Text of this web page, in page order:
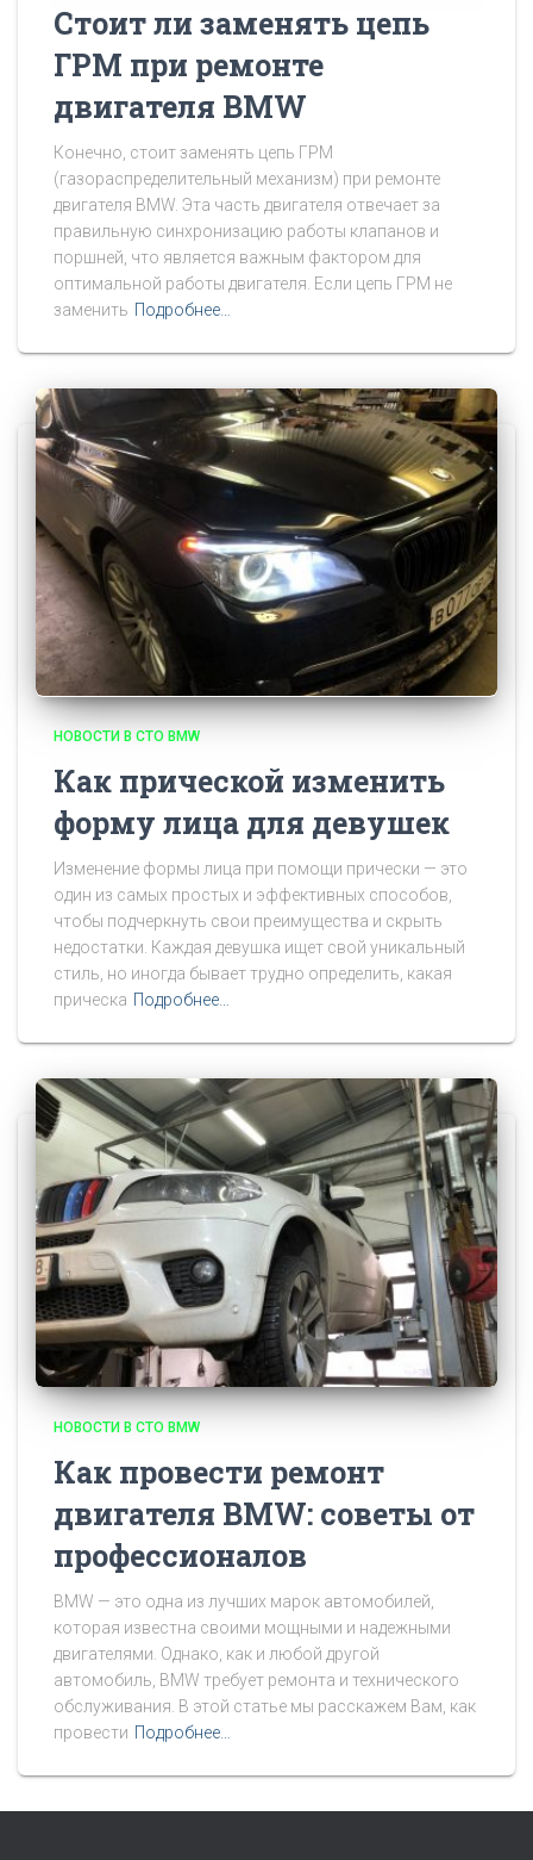
Стоит ли заменять цепь
ГРМ при ремонте
двигателя BMW
Конечно, стоит заменять цепь ГРМ
(газораспределительный механизм) при ремонте
двигателя BMW. Эта часть двигателя отвечает за
правильную синхронизацию работы клапанов и
поршней, что является важным фактором для
оптимальной работы двигателя. Если цепь ГРМ не
заменить Подробнее…
НОВОСТИ В СТО BMW
Как прической изменить
форму лица для девушек
Изменение формы лица при помощи прически — это
один из самых простых и эффективных способов,
чтобы подчеркнуть свои преимущества и скрыть
недостатки. Каждая девушка ищет свой уникальный
стиль, но иногда бывает трудно определить, какая
прическа Подробнее…
НОВОСТИ В СТО BMW
Как провести ремонт
двигателя BMW: советы от
профессионалов
BMW — это одна из лучших марок автомобилей,
которая известна своими мощными и надежными
двигателями. Однако, как и любой другой
автомобиль, BMW требует ремонта и технического
обслуживания. В этой статье мы расскажем Вам, как
провести Подробнее…